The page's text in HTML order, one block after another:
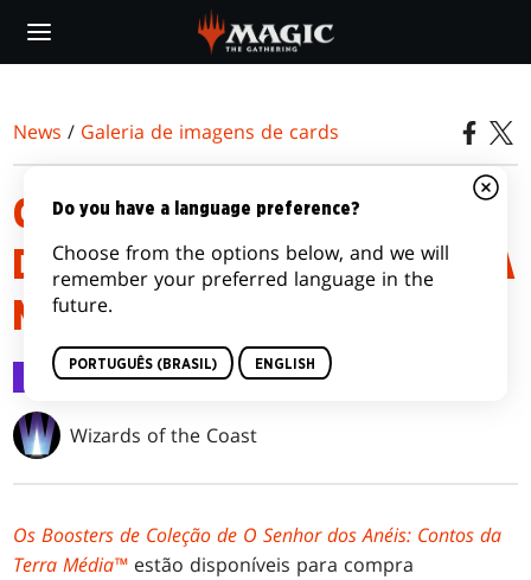
main
News / Galeria de imagens de cards
CARDS DE ARTE DE O SENHOR
DOS ANÉIS: CONTOS DA TERRA
MÉDIA™
Galeria de imagens de cards 9 jun 2023
Wizards of the Coast
Os Boosters de Coleção de O Senhor dos Anéis: Contos da
Terra Média™ estão disponíveis para compra
Do you have a language preference?
Choose from the options below, and we will
remember your preferred language in the
future.
PORTUGUÊS (BRASIL) ENGLISH